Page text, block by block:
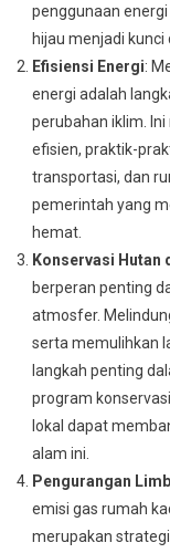
penggunaan
hijau menjadi kunci
Efisiensi Energi:
energi adalah
perubahan iklim.
efisien, praktik-
transportasi, dan
pemerintah yang
hemat.
Konservasi Hutan
berperan penting
atmosfer.
serta memulihkan
langkah penting
program
lokal dapat
alam ini.
Pengurangan
emisi gas rumah
merupakan